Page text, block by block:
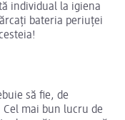
individual la igiena
bateria periuței
să fie, de
mai bun lucru de